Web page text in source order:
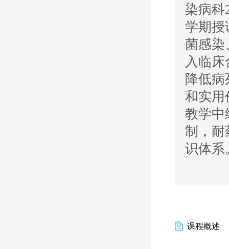
染病科
学期授
菌感染
入临
降低
和实用
教学中
制，耐
识体系
课程概述